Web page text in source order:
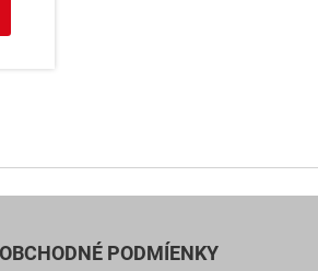
PODMÍENKY